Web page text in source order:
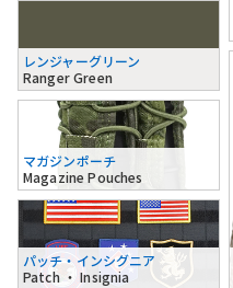
レンジャーグリーン
Ranger Green
マガジンポーチ
Magazine Pouches
パッチ・インシグニア
Patch ・ Insignia